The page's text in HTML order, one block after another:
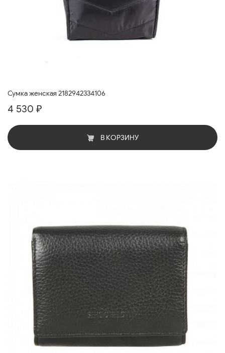
Сумка женская 2182942334106
4 530 ₽
В КОРЗИНУ